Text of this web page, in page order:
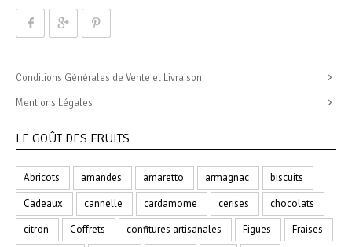
Conditions Générales de Vente et Livraison
Mentions Légales
LE GOÛT DES FRUITS
Abricots amandes amaretto armagnac
biscuits
Cadeaux
cannelle cardamome cerises
chocolats
citron
Coffrets confitures artisanales Figues
Fraises